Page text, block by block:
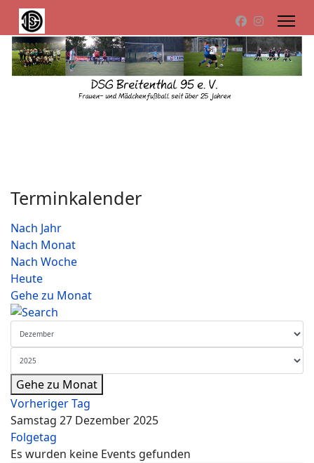
Terminkalender
Nach Jahr
Nach Monat
Nach Woche
Heute
Gehe zu Monat
Gehe zu Monat
Vorheriger Tag
Samstag 27 Dezember 2025
Folgetag
Es wurden keine Events gefunden